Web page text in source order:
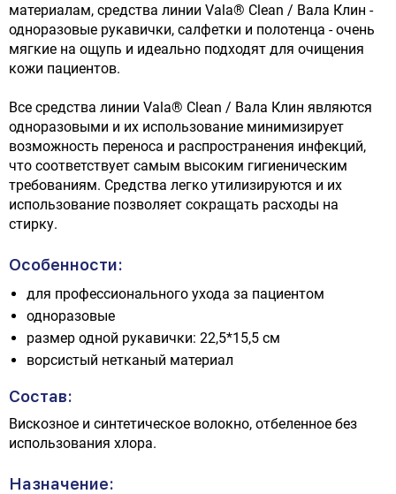
материалам, средства линии Vala® Clean / Вала Клин -
одноразовые рукавички, салфетки и полотенца - очень
мягкие на ощупь и идеально подходят для очищения
кожи пациентов.
Все средства линии Vala® Clean / Вала Клин являются
одноразовыми и их использование минимизирует
возможность переноса и распространения инфекций,
что соответствует самым высоким гигиеническим
требованиям. Средства легко утилизируются и их
использование позволяет сокращать расходы на
стирку.
Особенности:
для профессионального ухода за пациентом
одноразовые
размер одной рукавички: 22,5*15,5 см
ворсистый нетканый материал
Состав:
Вискозное и синтетическое волокно, отбеленное без
использования хлора.
Назначение: